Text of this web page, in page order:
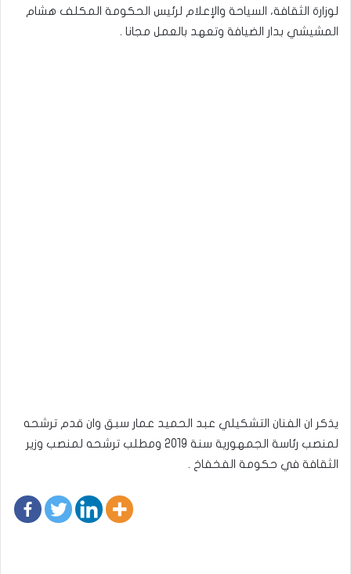
لوزارة الثقافة، السياحة والإعلام لرئيس الحكومة المكلف هشام
المشيشي بدار الضيافة وتعهد بالعمل مجانا .
يذكر ان الفنان التشكيلي عبد الحميد عمار سبق وان قدم ترشحه
لمنصب رئاسة الجمهورية سنة 2019 ومطلب ترشحه لمنصب وزير
الثقافة في حكومة الفخفاخ .